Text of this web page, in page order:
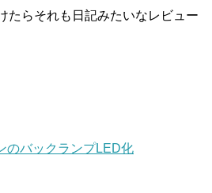
たらそれも日記みたいなレビュー
のバックランプLED化